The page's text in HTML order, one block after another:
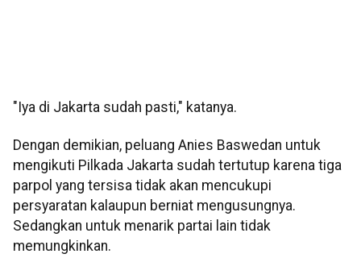
"Iya di Jakarta sudah pasti," katanya.
Dengan demikian, peluang Anies Baswedan untuk
mengikuti Pilkada Jakarta sudah tertutup karena tiga
parpol yang tersisa tidak akan mencukupi
persyaratan kalaupun berniat mengusungnya.
Sedangkan untuk menarik partai lain tidak
memungkinkan.